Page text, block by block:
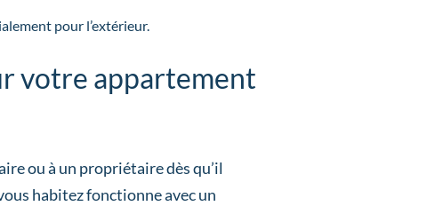
pour l’extérieur.
votre appartement
ou à un propriétaire dès qu’il
habitez fonctionne avec un